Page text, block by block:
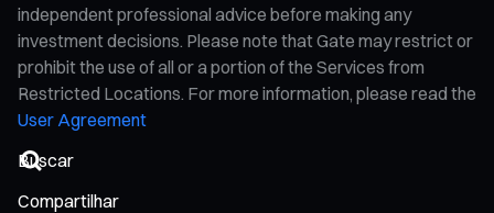
independent professional advice before making any
investment decisions. Please note that Gate may restrict or
prohibit the use of all or a portion of the Services from
Restricted Locations. For more information, please read the
User Agreement
Compartilhar